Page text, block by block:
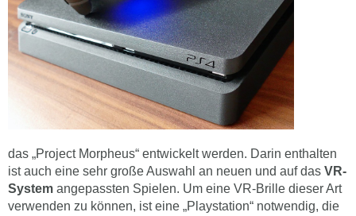
das „Project Morpheus“ entwickelt werden. Darin enthalten
ist auch eine sehr große Auswahl an neuen und auf das VR-
System angepassten Spielen. Um eine VR-Brille dieser Art
verwenden zu können, ist eine „Playstation“ notwendig, die